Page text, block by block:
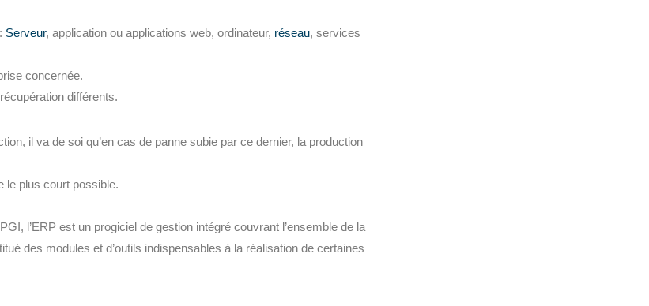
Serveur, application ou applications web, ordinateur, réseau, services
concernée.
différents.
il va de soi qu’en cas de panne subie par ce dernier, la production
le plus court possible.
l’ERP est un progiciel de gestion intégré couvrant l’ensemble de la
des modules et d’outils indispensables à la réalisation de certaines